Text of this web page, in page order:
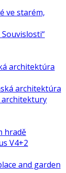
ve starém,
architektúra
architektúra
architektury
hradě
V4+2
and garden